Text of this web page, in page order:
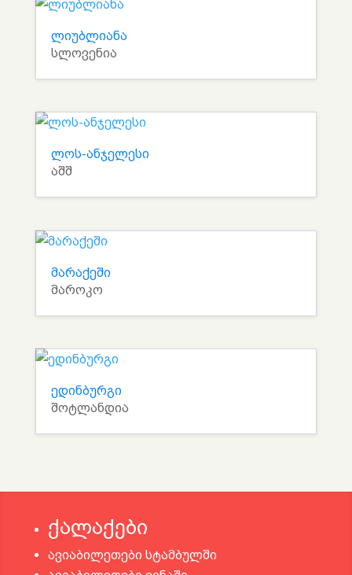
ლიუბლიანა
სლოვენია
ლოს-ანჯელესი
აშშ
მარაქეში
მაროკო
ედინბურგი
შოტლანდია
ქალაქები
ავიაბილეთები სტამბულში